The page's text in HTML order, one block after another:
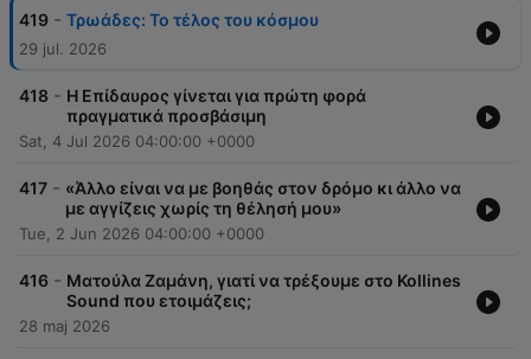
419 - Τρωάδες: Το τέλος του κόσμου
29 jul. 2026
418 - Η Επίδαυρος γίνεται για πρώτη φορά
πραγματικά προσβάσιμη
Sat, 4 Jul 2026 04:00:00 +0000
417 - «Άλλο είναι να με βοηθάς στον δρόμο κι άλλο να
με αγγίζεις χωρίς τη θέλησή μου»
Tue, 2 Jun 2026 04:00:00 +0000
416 - Ματούλα Ζαμάνη, γιατί να τρέξουμε στο Kollines
Sound που ετοιμάζεις;
28 maj 2026